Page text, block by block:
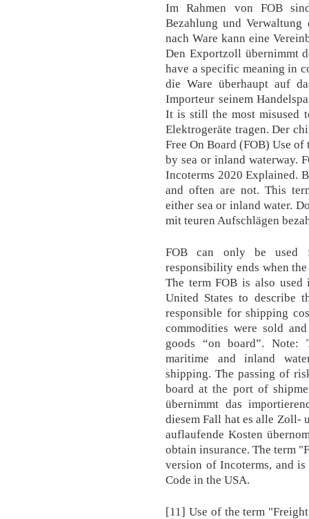
Im Rahmen von FOB
Bezahlung und Verwaltung
nach Ware kann eine
Den Exportzoll übernimmt
have a specific meaning in
die Ware überhaupt auf
Importeur seinem
It is still the most misused
Elektrogeräte tragen. Der
Free On Board (FOB) Use
by sea or inland waterway.
Incoterms 2020 Explained.
and often are not. This
either sea or inland water.
mit teuren Aufschlägen
FOB can only be used
responsibility ends when
The term FOB is also
United States to describe
responsible for shipping
commodities were sold
goods “on board”.
maritime and inland
shipping. The passing of
board at the port of
übernimmt das
diesem Fall hat es alle Zoll-
auflaufende Kosten
obtain insurance. The term
version of Incoterms, and
Code in the USA.
[11] Use of the term